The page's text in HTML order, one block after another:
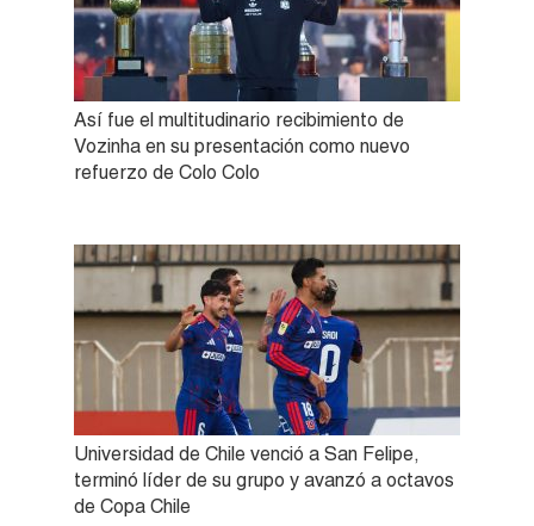
Así fue el multitudinario recibimiento de
Vozinha en su presentación como nuevo
refuerzo de Colo Colo
Universidad de Chile venció a San Felipe,
terminó líder de su grupo y avanzó a octavos
de Copa Chile